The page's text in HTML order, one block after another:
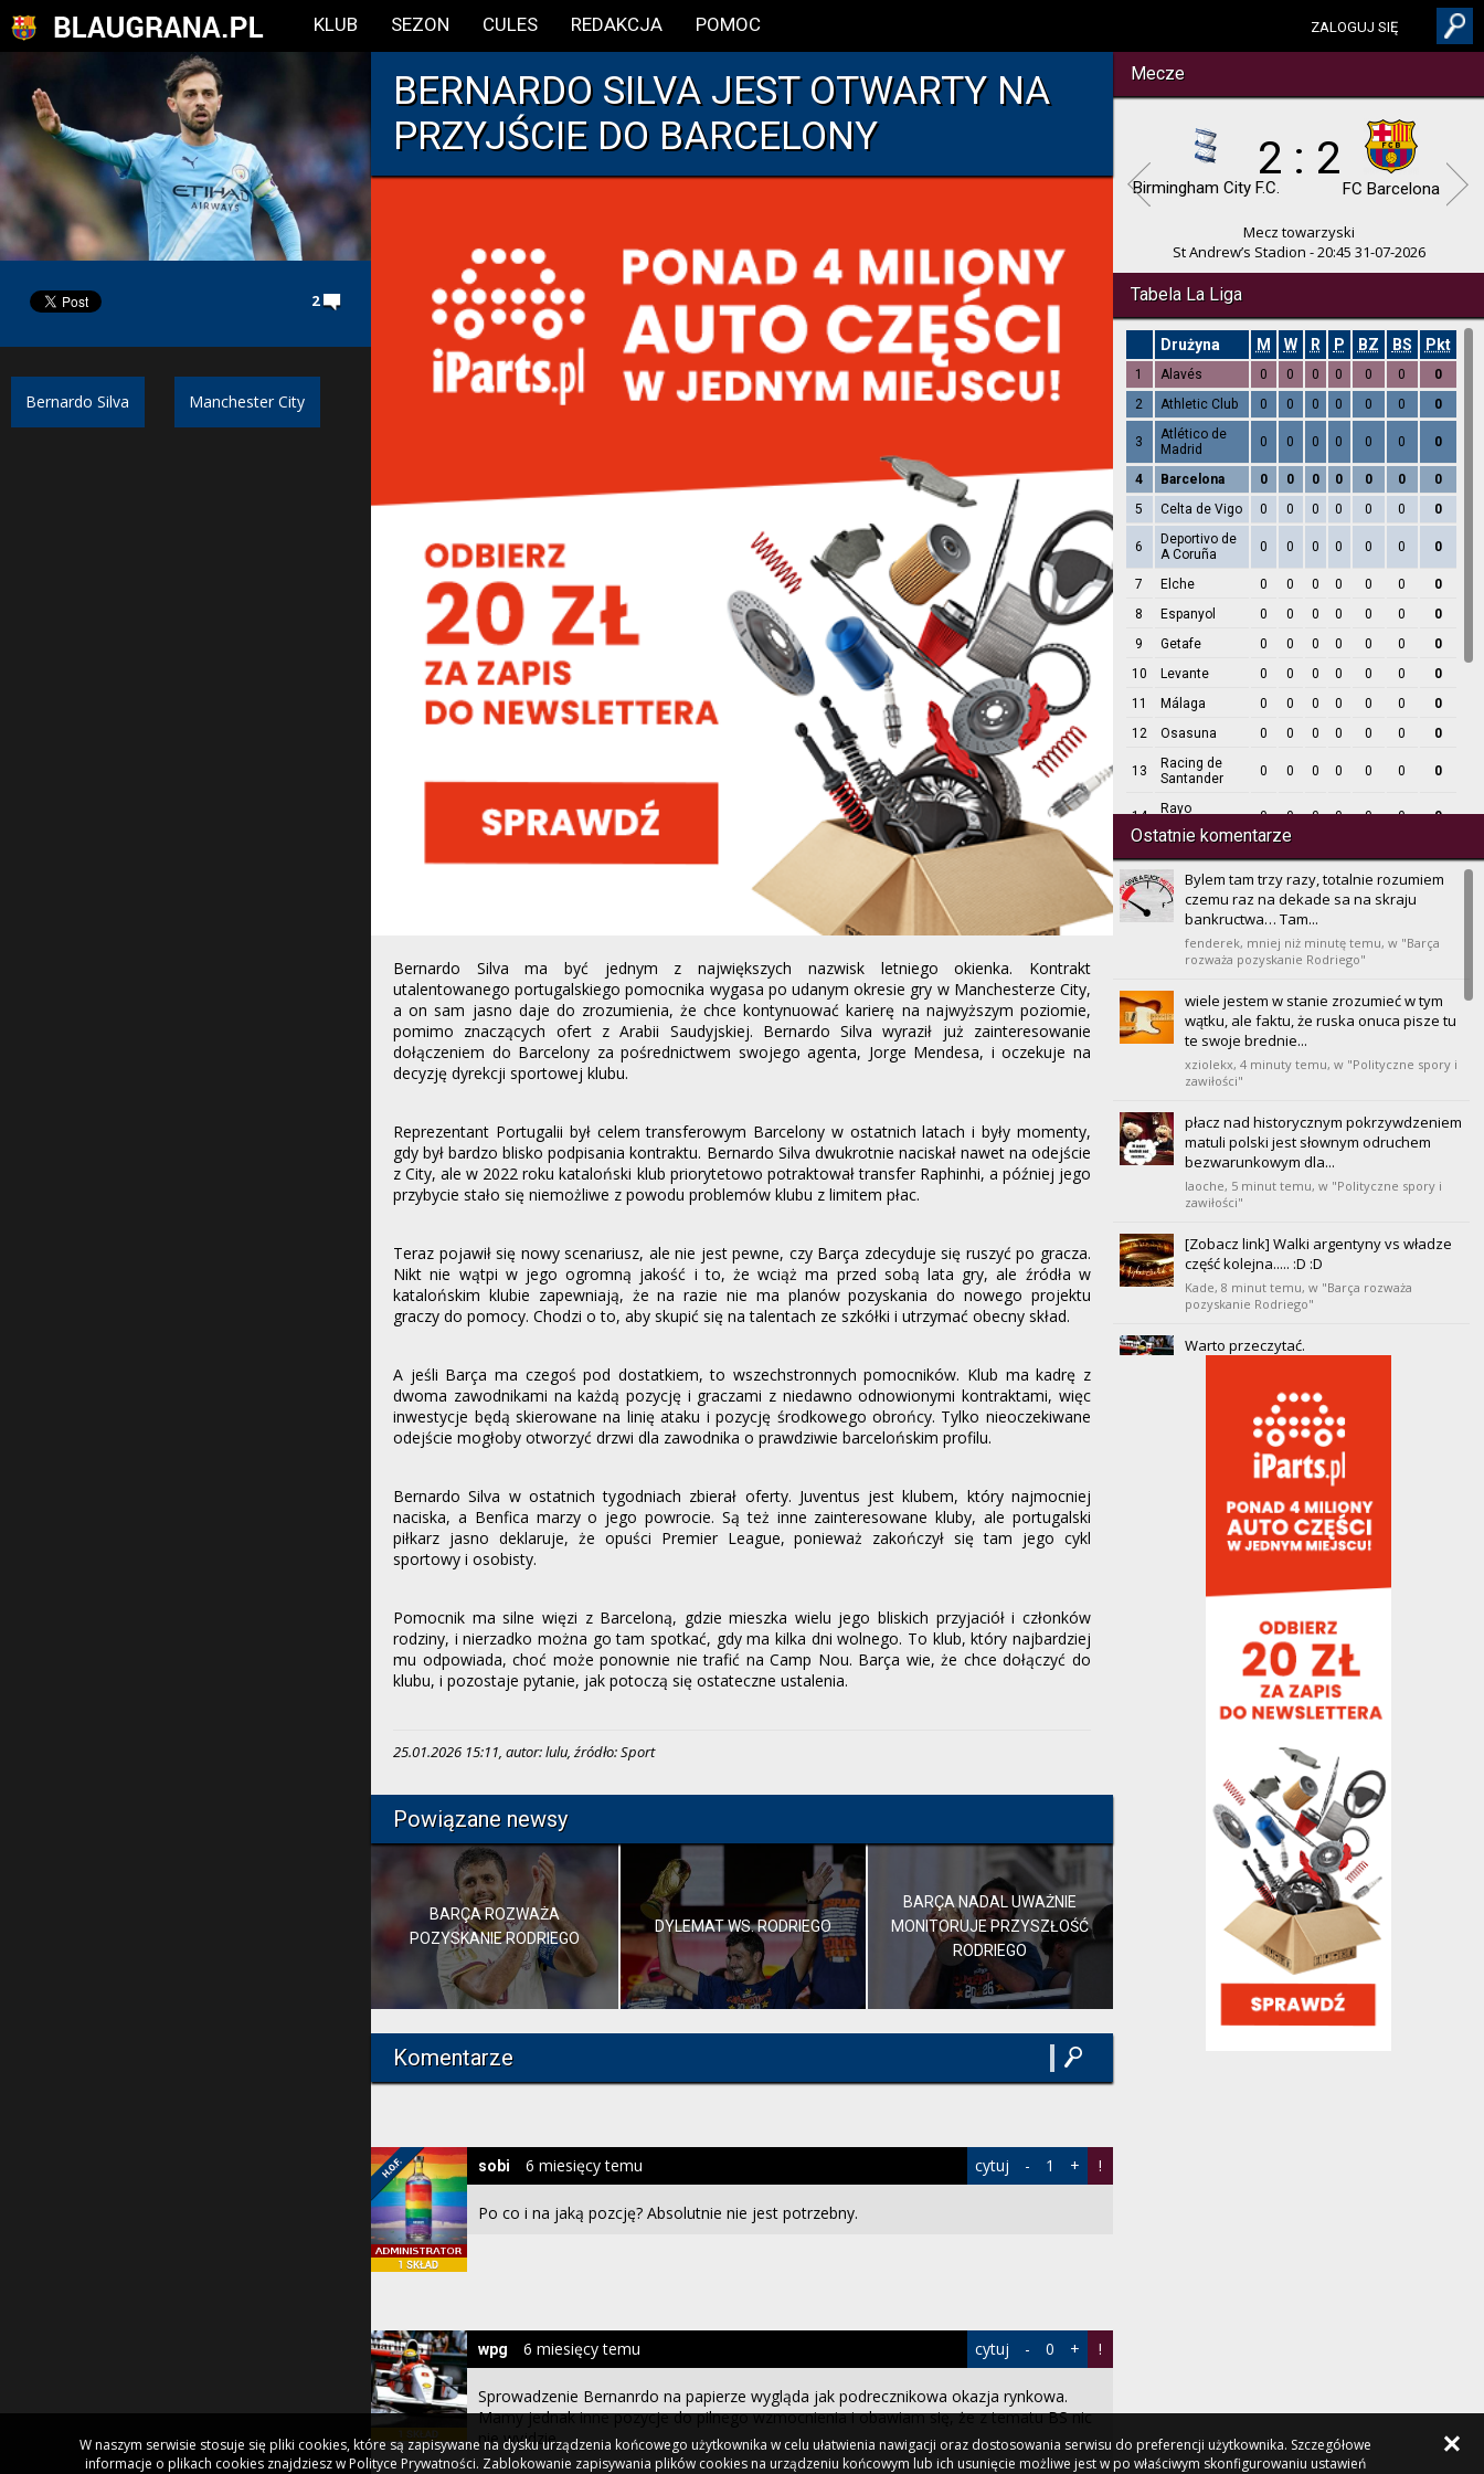
KLUB SEZON CULES REDAKCJA POMOC ZALOGUJ SIĘ
2
Bernardo Silva Manchester City
BERNARDO SILVA JEST OTWARTY NA
PRZYJŚCIE DO BARCELONY
Bernardo Silva ma być jednym z największych nazwisk letniego okienka. Kontrakt
utalentowanego portugalskiego pomocnika wygasa po udanym okresie gry w Manchesterze City,
a on sam jasno daje do zrozumienia, że ​​chce kontynuować karierę na najwyższym poziomie,
pomimo znaczących ofert z Arabii Saudyjskiej. Bernardo Silva wyraził już zainteresowanie
dołączeniem do Barcelony za pośrednictwem swojego agenta, Jorge Mendesa, i oczekuje na
decyzję dyrekcji sportowej klubu.
Reprezentant Portugalii był celem transferowym Barcelony w ostatnich latach i były momenty,
gdy był bardzo blisko podpisania kontraktu. Bernardo Silva dwukrotnie naciskał nawet na odejście
z City, ale w 2022 roku kataloński klub priorytetowo potraktował transfer Raphinhi, a później jego
przybycie stało się niemożliwe z powodu problemów klubu z limitem płac.
Teraz pojawił się nowy scenariusz, ale nie jest pewne, czy Barça zdecyduje się ruszyć po gracza.
Nikt nie wątpi w jego ogromną jakość i to, że wciąż ma przed sobą lata gry, ale źródła w
katalońskim klubie zapewniają, że na razie nie ma planów pozyskania do nowego projektu
graczy do pomocy. Chodzi o to, aby skupić się na talentach ze szkółki i utrzymać obecny skład.
A jeśli Barça ma czegoś pod dostatkiem, to wszechstronnych pomocników. Klub ma kadrę z
dwoma zawodnikami na każdą pozycję i graczami z niedawno odnowionymi kontraktami, więc
inwestycje będą skierowane na linię ataku i pozycję środkowego obrońcy. Tylko nieoczekiwane
odejście mogłoby otworzyć drzwi dla zawodnika o prawdziwie barcelońskim profilu.
Bernardo Silva w ostatnich tygodniach zbierał oferty. Juventus jest klubem, który najmocniej
naciska, a Benfica marzy o jego powrocie. Są też inne zainteresowane kluby, ale portugalski
piłkarz jasno deklaruje, że opuści Premier League, ponieważ zakończył się tam jego cykl
sportowy i osobisty.
Pomocnik ma silne więzi z Barceloną, gdzie mieszka wielu jego bliskich przyjaciół i członków
rodziny, i nierzadko można go tam spotkać, gdy ma kilka dni wolnego. To klub, który najbardziej
mu odpowiada, choć może ponownie nie trafić na Camp Nou. Barça wie, że chce dołączyć do
klubu, i pozostaje pytanie, jak potoczą się ostateczne ustalenia.
25.01.2026 15:11, autor: lulu, źródło: Sport
Powiązane newsy
BARÇA ROZWAŻA
POZYSKANIE RODRIEGO
DYLEMAT WS. RODRIEGO
BARÇA NADAL UWAŻNIE
MONITORUJE PRZYSZŁOŚĆ
RODRIEGO
Mecze
Birmingham City F.C. FC Barcelona
2 : 2
Mecz towarzyski
St Andrew’s Stadion - 20:45 31-07-2026
Tabela La Liga
Drużyna M W R P BZ BS Pkt
1 Alavés 0 0 0 0 0 0
0
2
Athletic Club 0 0 0 0 0 0 0
3
Atlético de
Madrid
0 0 0 0 0 0 0
4 Barcelona 0 0 0 0 0 0
0
5
Celta de Vigo 0 0 0 0 0 0 0
6
Deportivo de
A Coruña
0 0 0 0 0 0 0
7 Elche 0 0 0 0 0 0
0
8
Espanyol 0 0 0 0 0 0
0
9
Getafe 0 0 0 0 0 0
0
10
Levante 0 0 0 0 0 0
0
11
Málaga 0 0 0 0 0 0
0
12
Osasuna 0 0 0 0 0 0 0
13
Racing de
Santander
0 0 0 0 0 0 0
14
Rayo
0 0 0 0 0 0 0
16
Real Madrid 0 0 0 0 0 0 0
17
Real
Sociedad
0 0 0
Sevilla 0 0 0 0 0
19
Valencia
20
Villarreal 0 0 0 0 0 0 0
Ostatnie komentarze
Bylem tam trzy razy, totalnie rozumiem
czemu raz na dekade sa na skraju
bankructwa… Tam...
fenderek, mniej niż minutę temu, w "Barça
rozważa pozyskanie Rodriego"
wiele jestem w stanie zrozumieć w tym
wątku, ale faktu, że ruska onuca pisze tu
te swoje brednie...
xziolekx, 4 minuty temu, w "Polityczne spory i
zawiłości"
płacz nad historycznym pokrzywdzeniem
matuli polski jest słownym odruchem
bezwarunkowym dla...
laoche, 5 minut temu, w "Polityczne spory i
zawiłości"
[Zobacz link] Walki argentyny vs władze
część kolejna..... :D :D
Kade, 8 minut temu, w "Barça rozważa
pozyskanie Rodriego"
Warto przeczytać.
gdzie tu widzisz litanię ? to sa fakty a nie
ich motywacje . no ale to jest właśnie
17 minut temu, w "Polityczne spory
i zawiłości"
troche od imcia lopeza: [Zobacz link]
pozyskanie Rodriego"
W kwestii Rodriego najważniejsze jest,
jaka jego wersje dostaniemy. Czy będzie
to wersja z repry...
27 minut temu, w "Barça rozważa
pozyskanie Rodriego"
A ten Rodri to teraz nie jest
kontuzjowany? Nie kupujemy chorego
Hiszpana w miejsce nielatającego...
yeste,28 minut temu, w "Barça rozważa
pozyskanie Rodriego"
Transfer Rodriego w kontekście kontuzji
FDJ, ewentualnej sprzedaży Casado oraz
sprzątnięcia...
grzechu77777,30 minut temu
, w "Barça
rozważa pozyskanie Rodriego"
[Zobacz link] [Zobacz link] Tak na pewno
wywali całkiem do góry system, bo to co
Chyba tylko pod klasyk ma wyjść i
Komentarze
Po co i na jaką pozcję? Absolutnie nie jest potrzebny.
sobi 6 miesięcy temu cytuj - 1 + !
Sprowadzenie Bernanrdo na papierze wygląda jak podrecznikowa okazja rynkowa.
Mamy jednak inne pozycje do pilnego wzmocnienia i obawiam się, że z tematu BS nic
nie wyjdzie.
wpg 6 miesięcy temu cytuj - 0 + !
W naszym serwisie stosuje się pliki cookies, które są zapisywane na dysku urządzenia końcowego użytkownika w celu ułatwienia nawigacji oraz dostosowania serwisu do preferencji użytkownika. Szczegółowe
informacje o plikach cookies znajdziesz w Polityce Prywatności. Zablokowanie zapisywania plików cookies na urządzeniu końcowym lub ich usunięcie możliwe jest w po właściwym skonfigurowaniu ustawień